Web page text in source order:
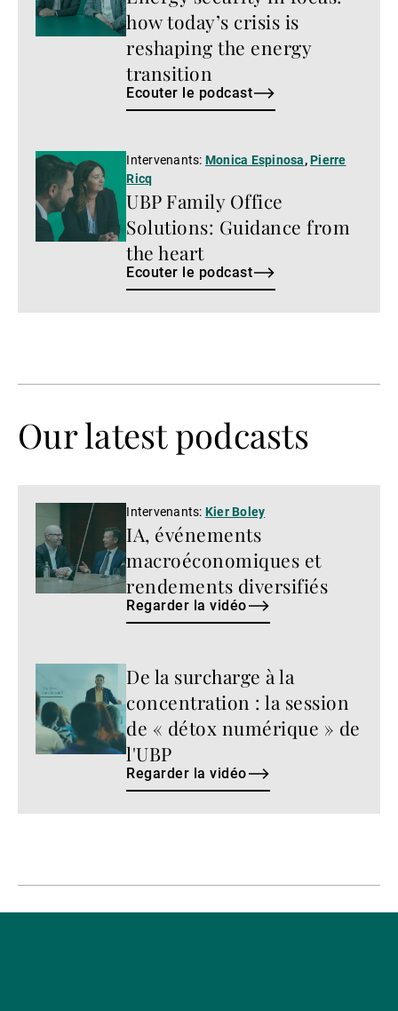
how today’s crisis is
reshaping the energy
transition
Ecouter le podcast
Ecouter
podcast
UBP Family Office
Solutions: Guidance from
the heart
Intervenants: Monica Espinosa,Pierre
Ricq
Ecouter le podcast
Our latest podcasts
Regarder
la
vidéo
IA, événements
macroéconomiques et
rendements diversifiés
Intervenants: Kier Boley
Regarder la vidéo
Regarder
la
vidéo
De la surcharge à la
concentration : la session
de « détox numérique » de
l'UBP
Regarder la vidéo